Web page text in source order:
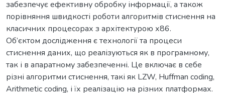
забезпечує ефективну обробку інформації, а також
порівняння швидкості роботи алгоритмів стиснення на
класичних процесорах з архітектурою х86.
Об’єктом дослідження є технології та процеси
стиснення даних, що реалізуються як в програмному,
так і в апаратному забезпеченні. Це включає в себе
різні алгоритми стиснення, такі як LZW, Huffman coding,
Arithmetic coding, і їх реалізацію на різних платформах.